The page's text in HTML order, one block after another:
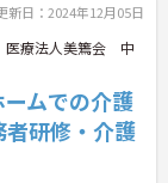
新日：2024年12月05日
医療法人美篶会 中
ムでの介護
研修・介護